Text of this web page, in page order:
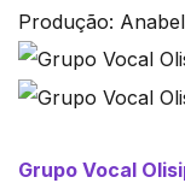
Produção:
Grupo Vocal